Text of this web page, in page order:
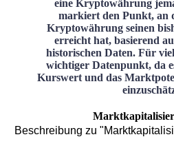
eine Kryptowährung
markiert den Punkt, an
Kryptowährung seinen
erreicht hat, basierend
historischen Daten. Für
wichtiger Datenpunkt, da
Kurswert und das
Beschreibung zu